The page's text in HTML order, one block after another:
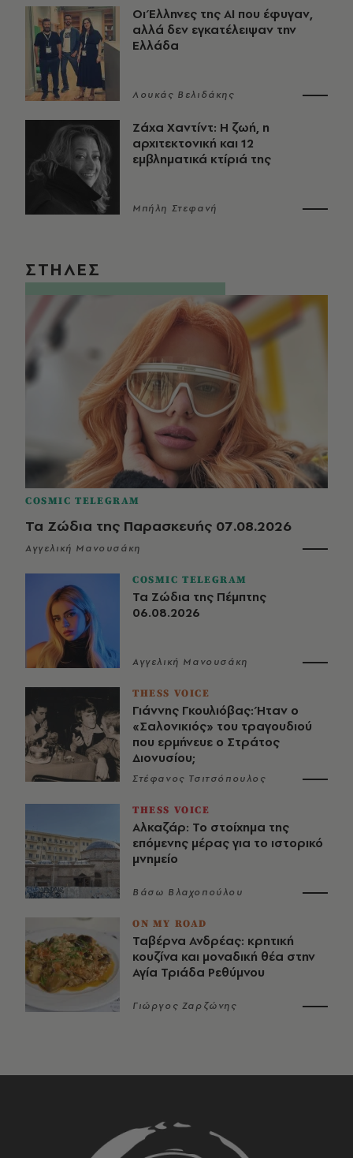
Οι Έλληνες της ΑΙ που έφυγαν,
αλλά δεν εγκατέλειψαν την
Ελλάδα
Λουκάς Βελιδάκης
Ζάχα Χαντίντ: Η ζωή, η
αρχιτεκτονική και 12
εμβληματικά κτίριά της
Μπήλη Στεφανή
ΣΤΗΛΕΣ
COSMIC TELEGRAM
Τα Ζώδια της Παρασκευής 07.08.2026
Αγγελική Μανουσάκη
COSMIC TELEGRAM
Τα Ζώδια της Πέμπτης
06.08.2026
Αγγελική Μανουσάκη
THESS VOICE
Γιάννης Γκουλιόβας: Ήταν ο
«Σαλονικιός» του τραγουδιού
που ερμήνευε ο Στράτος
Διονυσίου;
Στέφανος Τσιτσόπουλος
THESS VOICE
Αλκαζάρ: Το στοίχημα της
επόμενης μέρας για το ιστορικό
μνημείο
Βάσω Βλαχοπούλου
ON MY ROAD
Ταβέρνα Ανδρέας: κρητική
κουζίνα και μοναδική θέα στην
Αγία Τριάδα Ρεθύμνου
Γιώργος Ζαρζώνης